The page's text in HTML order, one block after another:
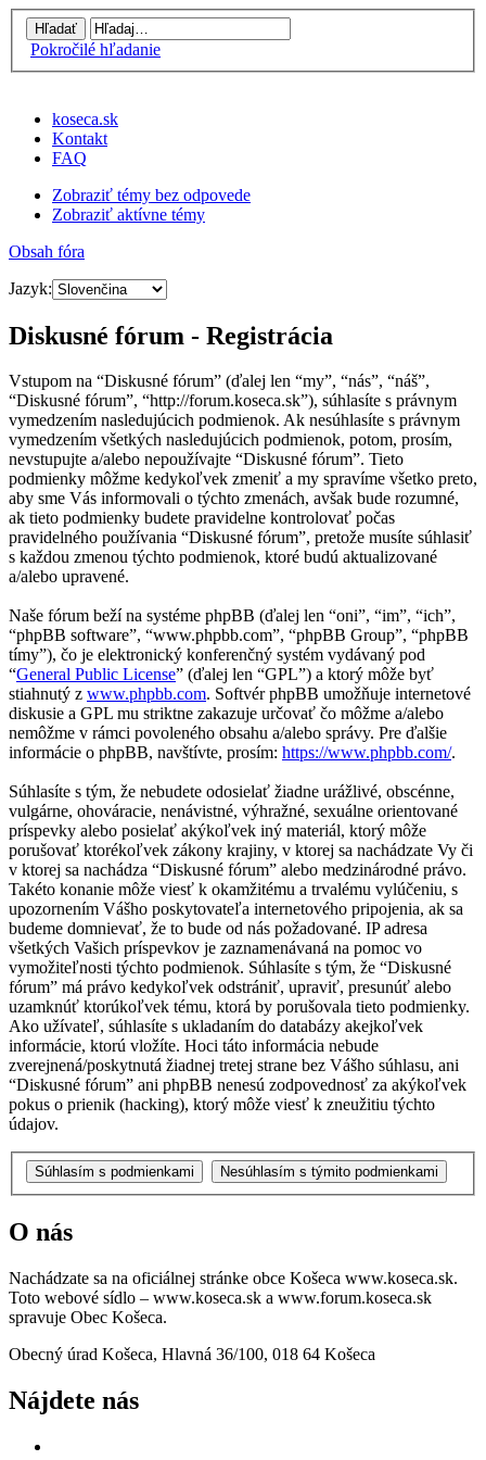
Pokročilé hľadanie
koseca.sk
Kontakt
FAQ
Zobraziť témy bez odpovede
Zobraziť aktívne témy
Obsah fóra
Jazyk:
Diskusné fórum - Registrácia
Vstupom na “Diskusné fórum” (ďalej len “my”, “nás”, “náš”,
“Diskusné fórum”, “http://forum.koseca.sk”), súhlasíte s právnym
vymedzením nasledujúcich podmienok. Ak nesúhlasíte s právnym
vymedzením všetkých nasledujúcich podmienok, potom, prosím,
nevstupujte a/alebo nepoužívajte “Diskusné fórum”. Tieto
podmienky môžme kedykoľvek zmeniť a my spravíme všetko preto,
aby sme Vás informovali o týchto zmenách, avšak bude rozumné,
ak tieto podmienky budete pravidelne kontrolovať počas
pravidelného používania “Diskusné fórum”, pretože musíte súhlasiť
s každou zmenou týchto podmienok, ktoré budú aktualizované
a/alebo upravené.
Naše fórum beží na systéme phpBB (ďalej len “oni”, “im”, “ich”,
“phpBB software”, “www.phpbb.com”, “phpBB Group”, “phpBB
tímy”), čo je elektronický konferenčný systém vydávaný pod
“General Public License” (ďalej len “GPL”) a ktorý môže byť
stiahnutý z www.phpbb.com. Softvér phpBB umožňuje internetové
diskusie a GPL mu striktne zakazuje určovať čo môžme a/alebo
nemôžme v rámci povoleného obsahu a/alebo správy. Pre ďalšie
informácie o phpBB, navštívte, prosím: https://www.phpbb.com/.
Súhlasíte s tým, že nebudete odosielať žiadne urážlivé, obscénne,
vulgárne, ohováracie, nenávistné, výhražné, sexuálne orientované
príspevky alebo posielať akýkoľvek iný materiál, ktorý môže
porušovať ktorékoľvek zákony krajiny, v ktorej sa nachádzate Vy či
v ktorej sa nachádza “Diskusné fórum” alebo medzinárodné právo.
Takéto konanie môže viesť k okamžitému a trvalému vylúčeniu, s
upozornením Vášho poskytovateľa internetového pripojenia, ak sa
budeme domnievať, že to bude od nás požadované. IP adresa
všetkých Vašich príspevkov je zaznamenávaná na pomoc vo
vymožiteľnosti týchto podmienok. Súhlasíte s tým, že “Diskusné
fórum” má právo kedykoľvek odstrániť, upraviť, presunúť alebo
uzamknúť ktorúkoľvek tému, ktorá by porušovala tieto podmienky.
Ako užívateľ, súhlasíte s ukladaním do databázy akejkoľvek
informácie, ktorú vložíte. Hoci táto informácia nebude
zverejnená/poskytnutá žiadnej tretej strane bez Vášho súhlasu, ani
“Diskusné fórum” ani phpBB nenesú zodpovednosť za akýkoľvek
pokus o prienik (hacking), ktorý môže viesť k zneužitiu týchto
údajov.
O nás
Nachádzate sa na oficiálnej stránke obce Košeca www.koseca.sk.
Toto webové sídlo – www.koseca.sk a www.forum.koseca.sk
spravuje Obec Košeca.
Obecný úrad Košeca, Hlavná 36/100, 018 64 Košeca
Nájdete nás